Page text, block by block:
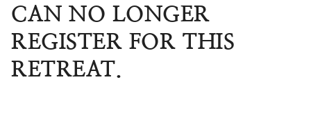
CAN NO LONGER
REGISTER FOR THIS
RETREAT.